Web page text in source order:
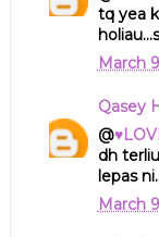
tq yea
March
Qasey
@
dh
lepas
March